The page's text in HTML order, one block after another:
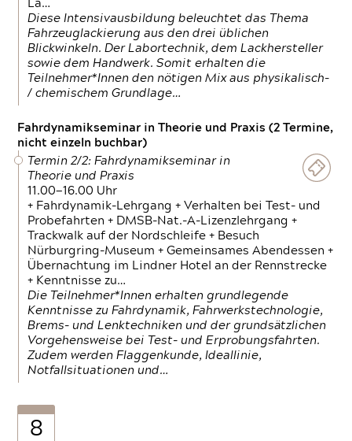
La…
Diese Intensivausbildung beleuchtet das Thema
Fahrzeuglackierung aus den drei üblichen
Blickwinkeln. Der Labortechnik, dem Lackhersteller
sowie dem Handwerk. Somit erhalten die
Teilnehmer*Innen den nötigen Mix aus physikalisch-
/ chemischem Grundlage…
Fahrdynamikseminar in Theorie und Praxis (2 Termine,
nicht einzeln buchbar)
Termin 2/2: Fahrdynamikseminar in
Theorie und Praxis
11.00—16.00 Uhr
+ Fahrdynamik-Lehrgang + Verhalten bei Test- und
Probefahrten + DMSB-Nat.-A-Lizenzlehrgang +
Trackwalk auf der Nordschleife + Besuch
Nürburgring-Museum + Gemeinsames Abendessen +
Übernachtung im Lindner Hotel an der Rennstrecke
+ Kenntnisse zu…
Die Teilnehmer*Innen erhalten grundlegende
Kenntnisse zu Fahrdynamik, Fahrwerkstechnologie,
Brems- und Lenktechniken und der grundsätzlichen
Vorgehensweise bei Test- und Erprobungsfahrten.
Zudem werden Flaggenkunde, Ideallinie,
Notfallsituationen und…
8